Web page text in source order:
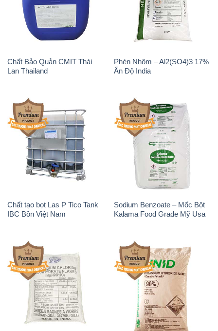
Chất Bảo Quản CMIT Thái
Lan Thailand
Phèn Nhôm – Al2(SO4)3 17%
Ấn Độ India
Chất tạo bọt Las P Tico Tank
IBC Bồn Việt Nam
Sodium Benzoate – Mốc Bột
Kalama Food Grade Mỹ Usa